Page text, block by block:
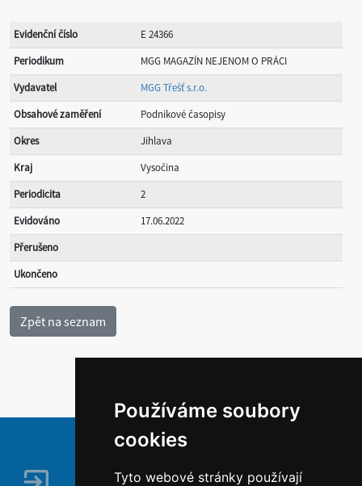
Používáme soubory
cookies
Tyto webové stránky používají
Evidenční číslo
E 24366
Periodikum
MGG MAGAZÍN NEJENOM O PRÁCI
Vydavatel
MGG Třešť s.r.o.
Obsahové zaměření
Podnikové časopisy
Okres
Jihlava
Kraj
Vysočina
Periodicita
2
Evidováno
17.06.2022
Přerušeno
Ukončeno